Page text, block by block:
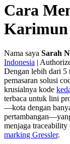
Cara
Karimun
Nama saya Sarah
Indonesia |
Dengan lebih dari 5
pemasaran solusi
krusialnya kode
terbaca untuk lini
—kota dengan
menjaga traceability
marking Gressler.